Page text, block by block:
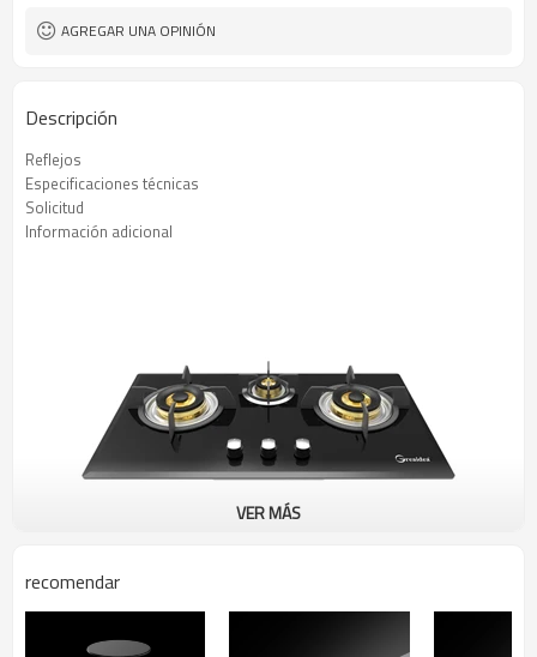
-Dispositivo de falla de
llama (opcional)
AGREGAR UNA OPINIÓN
Descripción
Reflejos
Especificaciones técnicas
Solicitud
Información adicional
VER MÁS
recomendar